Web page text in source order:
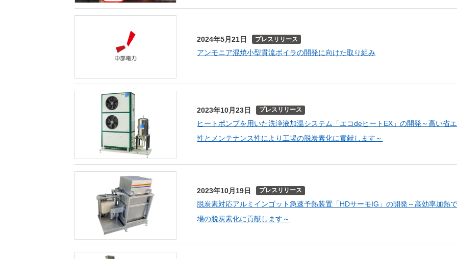
2024年5月21日 プレスリリース
アンモニア混焼小型貫流ボイラの開発に向けた取り組み
2023年10月23日 プレスリリース
ヒートポンプを用いた洗浄液加温システム「エコdeヒートEX」の開発～高い省
性とメンテナンス性により工場の脱炭素化に貢献します～
2023年10月19日 プレスリリース
脱炭素対応アルミインゴット急速予熱装置「HDサーモIG」の開発～高効率加熱
場の脱炭素化に貢献します～